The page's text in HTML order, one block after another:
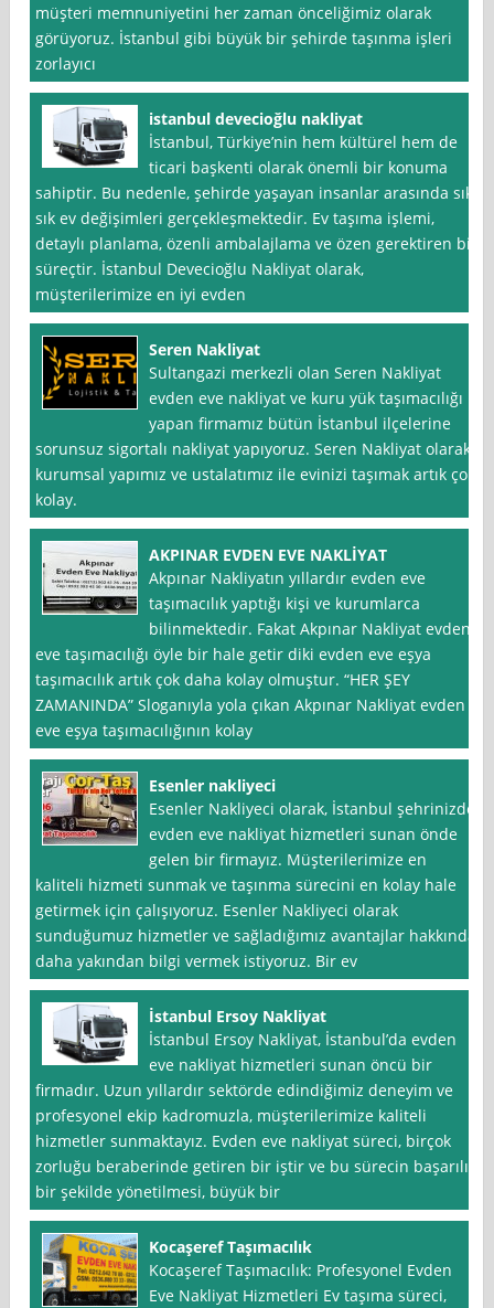
müşteri memnuniyetini her zaman önceliğimiz olarak
görüyoruz. İstanbul gibi büyük bir şehirde taşınma işleri
zorlayıcı
istanbul devecioğlu nakliyat
İstanbul, Türkiye’nin hem kültürel hem de
ticari başkenti olarak önemli bir konuma
sahiptir. Bu nedenle, şehirde yaşayan insanlar arasında sık
sık ev değişimleri gerçekleşmektedir. Ev taşıma işlemi,
detaylı planlama, özenli ambalajlama ve özen gerektiren bir
süreçtir. İstanbul Devecioğlu Nakliyat olarak,
müşterilerimize en iyi evden
Seren Nakliyat
Sultangazi merkezli olan Seren Nakliyat
evden eve nakliyat ve kuru yük taşımacılığı
yapan firmamız bütün İstanbul ilçelerine
sorunsuz sigortalı nakliyat yapıyoruz. Seren Nakliyat olarak
kurumsal yapımız ve ustalatımız ile evinizi taşımak artık çok
kolay.
AKPINAR EVDEN EVE NAKLİYAT
Akpınar Nakliyatın yıllardır evden eve
taşımacılık yaptığı kişi ve kurumlarca
bilinmektedir. Fakat Akpınar Nakliyat evden
eve taşımacılığı öyle bir hale getir diki evden eve eşya
taşımacılık artık çok daha kolay olmuştur. “HER ŞEY
ZAMANINDA” Sloganıyla yola çıkan Akpınar Nakliyat evden
eve eşya taşımacılığının kolay
Esenler nakliyeci
Esenler Nakliyeci olarak, İstanbul şehrinizde
evden eve nakliyat hizmetleri sunan önde
gelen bir firmayız. Müşterilerimize en
kaliteli hizmeti sunmak ve taşınma sürecini en kolay hale
getirmek için çalışıyoruz. Esenler Nakliyeci olarak
sunduğumuz hizmetler ve sağladığımız avantajlar hakkında
daha yakından bilgi vermek istiyoruz. Bir ev
İstanbul Ersoy Nakliyat
İstanbul Ersoy Nakliyat, İstanbul’da evden
eve nakliyat hizmetleri sunan öncü bir
firmadır. Uzun yıllardır sektörde edindiğimiz deneyim ve
profesyonel ekip kadromuzla, müşterilerimize kaliteli
hizmetler sunmaktayız. Evden eve nakliyat süreci, birçok
zorluğu beraberinde getiren bir iştir ve bu sürecin başarılı
bir şekilde yönetilmesi, büyük bir
Kocaşeref Taşımacılık
Kocaşeref Taşımacılık: Profesyonel Evden
Eve Nakliyat Hizmetleri Ev taşıma süreci,